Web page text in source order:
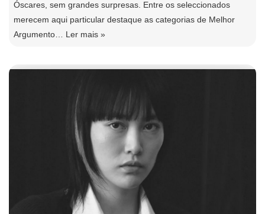
Óscares, sem grandes surpresas. Entre os seleccionados
merecem aqui particular destaque as categorias de Melhor
Argumento… Ler mais »